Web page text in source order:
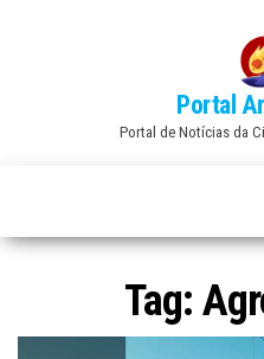
Portal
Portal de Notícias da
Tag: